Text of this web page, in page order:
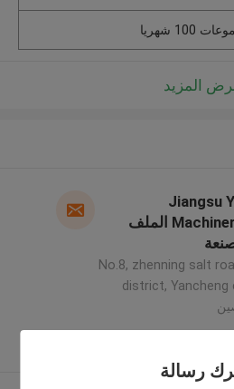
رسالة
100 شهريا
المزيد
Jiangsu
Machinery CO., LTD الملف
No.8, zhenning salt
district, Yancheng